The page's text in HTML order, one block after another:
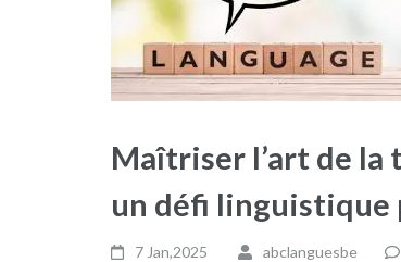
Maîtriser l’art de
un défi linguistique
7 Jan,2025 abclanguesbe